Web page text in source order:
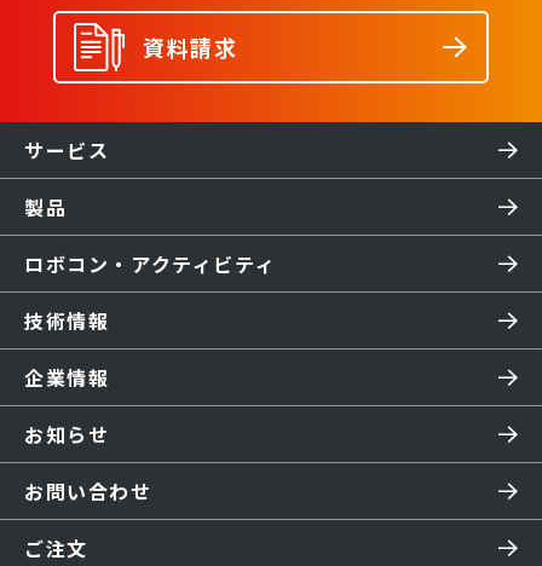
資料請求
サービス
製品
ロボコン・アクティビティ
技術情報
企業情報
お知らせ
お問い合わせ
ご注文